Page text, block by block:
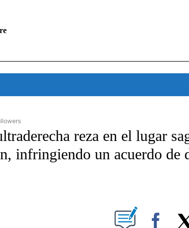
- SPANISH" TO RECEIVE NOTIFICATIONS ABOUT NEW PAGES ON
reza en el lugar
infringiendo un acuerdo de
TO RECEIVE NOTIFICATIONS ABOUT NEW PAGES ON "".